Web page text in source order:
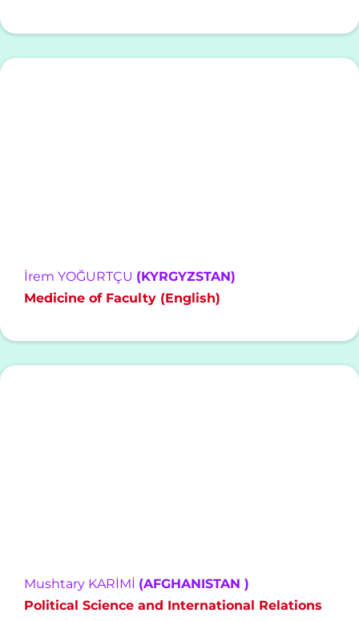
İrem YOĞURTÇU (KYRGYZSTAN)
Medicine of Faculty (English)
Mushtary KARİMİ (AFGHANISTAN )
Political Science and International Relations